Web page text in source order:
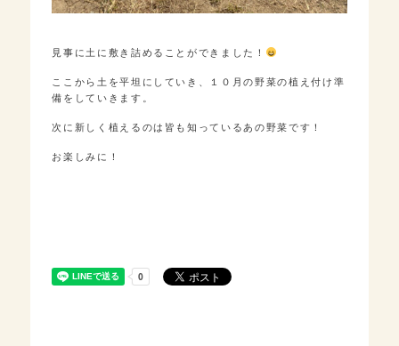
見事に土に敷き詰めることができました！
ここから土を平坦にしていき、１０月の野菜の植え付け準
備をしていきます。
次に新しく植えるのは皆も知っているあの野菜です！
お楽しみに！